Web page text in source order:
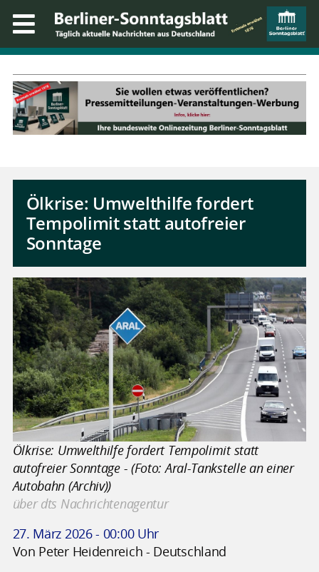
Ölkrise: Umwelthilfe fordert
Tempolimit statt autofreier
Sonntage
Ölkrise: Umwelthilfe fordert Tempolimit statt
autofreier Sonntage - (Foto: Aral-Tankstelle an einer
Autobahn (Archiv))
über dts Nachrichtenagentur
27. März 2026 - 00:00 Uhr
Von Peter Heidenreich - Deutschland